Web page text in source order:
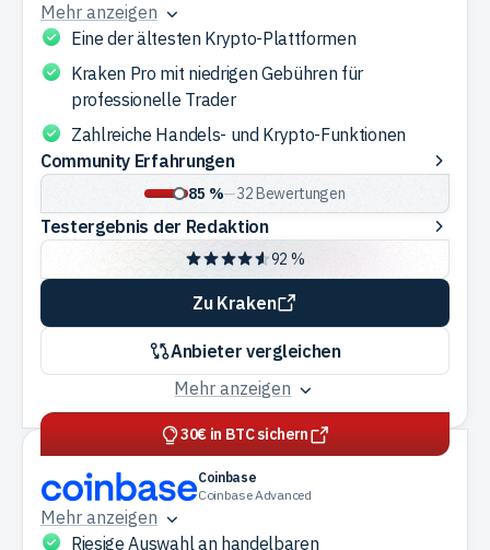
Mehr anzeigen
Eine der ältesten Krypto-Plattformen
Kraken Pro mit niedrigen Gebühren für
professionelle Trader
Zahlreiche Handels- und Krypto-Funktionen
Community
Erfahrungen
Community Erfahrungen
85 %—32Bewertungen
Testergebnis
der
Redaktion
Testergebnis der Redaktion
92 %
Anbieter vergleichen
Zu Kraken
Mehr anzeigen
30€ in BTC sichern
Coinbase
Coinbase Advanced
Mehr anzeigen
Riesige Auswahl an handelbaren